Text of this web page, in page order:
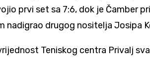
prvi set sa 7:6, dok je Čamber
drugog nositelja Josipa
Teniskog centra Privalj